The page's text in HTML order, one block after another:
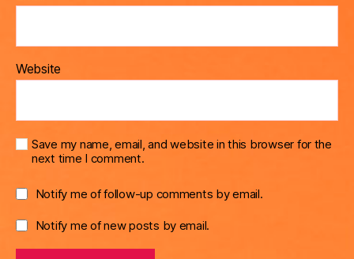
Website
Save my name, email, and website in this browser for the
next time I comment.
Notify me of follow-up comments by email.
Notify me of new posts by email.